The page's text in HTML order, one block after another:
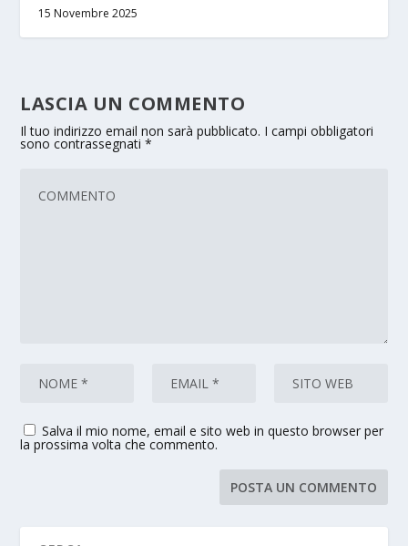
15 Novembre 2025
LASCIA UN COMMENTO
Il tuo indirizzo email non sarà pubblicato. I campi obbligatori
sono contrassegnati*
Salva il mio nome, email e sito web in questo browser per
la prossima volta che commento.